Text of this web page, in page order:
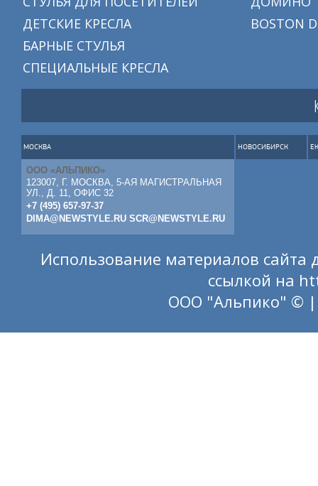
ДЕТСКИЕ КРЕСЛА
БАРНЫЕ СТУЛЬЯ
СПЕЦИАЛЬНЫЕ КРЕСЛА
BOSTON
МОСКВА
ООО «АЛЬПИКО»
123007, Г. МОСКВА, 5-АЯ МАГИСТРАЛЬНАЯ
УЛ., Д. 11, ОФИС 32
+7 (495) 657-97-37
DIMA@NEWSTYLE.RU SCR@NEWSTYLE.RU
НОВОСИБИРСК
Использование материалов сайта
ссылкой на
ООО "Альпико" © |